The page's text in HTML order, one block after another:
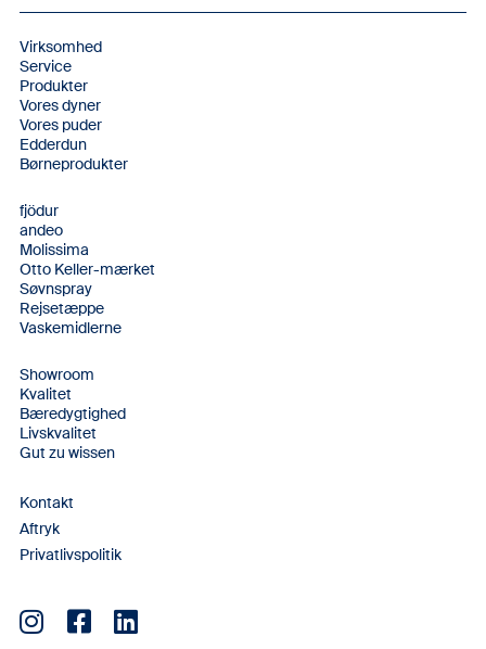
Virksomhed
Service
Produkter
Vores dyner
Vores puder
Edderdun
Børneprodukter
fjödur
andeo
Molissima
Otto Keller-mærket
Søvnspray
Rejsetæppe
Vaskemidlerne
Showroom
Kvalitet
Bæredygtighed
Livskvalitet
Gut zu wissen
Kontakt
Aftryk
Privatlivspolitik